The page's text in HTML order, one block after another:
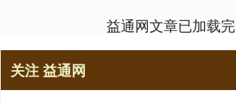
益通网文章已加载
关注 益通网